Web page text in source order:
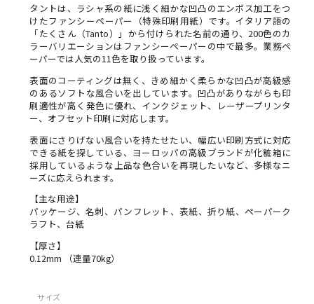
タントは、ラシャ系の紙に浅く細かな凹凸のエンボス加工をつ
けたファンシーペーパー（特殊印刷用紙）です。イタリア語の
「たくさん（Tanto）」から付けられた名前の通り、200色のカ
ラーバリエーションはファンシーペーパーの中で最多。業務ペ
ーパーでは人気の11色を取り扱っています。
表面のコーティングは無く、きめ細かく柔らかな凹凸が高級感
のあるソフトな風合いを出しています。凹凸がありながらも印
刷適性が高く発色に優れ、インクジェット、レーザープリンタ
ー、オフセット印刷に対応します。
表面にさりげない風合いを持たせたい、幅広い印刷方式に対応
できる紙を探している、ヨーロッパの高級ブランドが化粧箱に
採用しているような上品な色合いを再現したいなど、多様なニ
ーズに応えられます。
【主な用途】
パッケージ、名刺、パンフレット、表紙、折り紙、ペーパーク
ラフト、台紙
【厚さ】
0.12mm （連量70kg）
サイズ